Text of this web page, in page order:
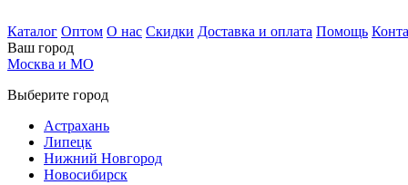
Каталог Оптом О нас Скидки Доставка и оплата Помощь
Ваш город
Москва и МО
Выберите город
Астрахань
Липецк
Нижний Новгород
Новосибирск